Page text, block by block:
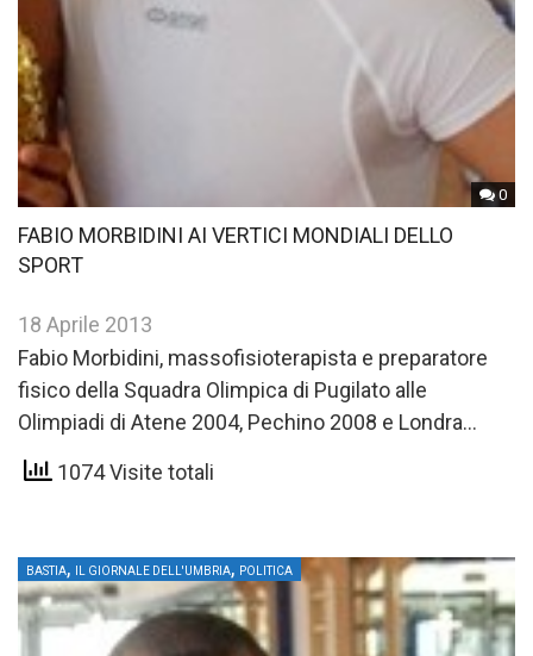
0
FABIO MORBIDINI AI VERTICI MONDIALI DELLO
SPORT
18 Aprile 2013
Fabio Morbidini, massofisioterapista e preparatore
fisico della Squadra Olimpica di Pugilato alle
Olimpiadi di Atene 2004, Pechino 2008 e Londra
2012, e’ stato riconfermato nello…
1074 Visite totali
BASTIA, IL GIORNALE DELL'UMBRIA, POLITICA